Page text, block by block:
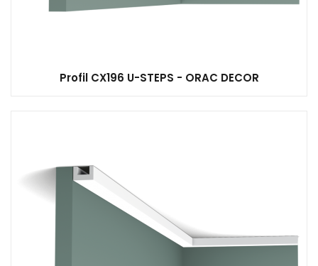
Profil CX196 U-STEPS - ORAC DECOR